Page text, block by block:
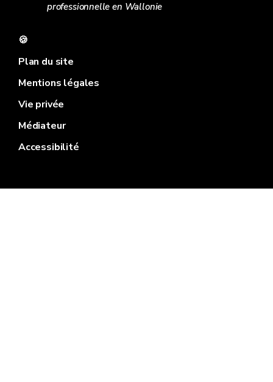
professionnelle en Wallonie
🍪
Plan du site
Mentions légales
Vie privée
Médiateur
Accessibilité